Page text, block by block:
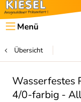
Menü
Übersicht
Wasserfestes
4/0-farbig -